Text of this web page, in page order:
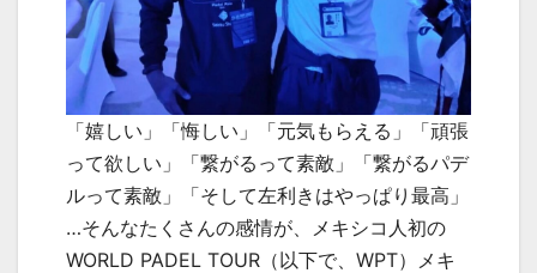
「嬉しい」「悔しい」「元気もらえる」「頑張
って欲しい」「繋がるって素敵」「繋がるパデ
ルって素敵」「そして左利きはやっぱり最高」
…そんなたくさんの感情が、メキシコ人初の
WORLD PADEL TOUR（以下で、WPT）メキ